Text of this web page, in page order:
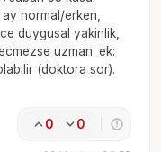
normal/erken,
duygusal yakinlik,
uzman. ek:
(doktora sor).
0 0